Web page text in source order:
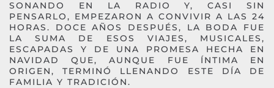
SONANDO EN LA RADIO Y, CASI SIN
PENSARLO, EMPEZARON A CONVIVIR A LAS 24
HORAS. DOCE AÑOS DESPUÉS, LA BODA FUE
LA SUMA DE ESOS VIAJES, MUSICALES,
ESCAPADAS Y DE UNA PROMESA HECHA EN
NAVIDAD QUE, AUNQUE FUE ÍNTIMA EN
ORIGEN, TERMINÓ LLENANDO ESTE DÍA DE
FAMILIA Y TRADICIÓN.